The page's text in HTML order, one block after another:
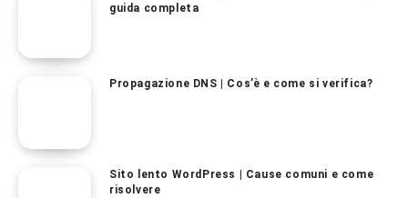
guida completa
Propagazione DNS | Cos’è e come si verifica?
Sito lento WordPress | Cause comuni e come
risolvere